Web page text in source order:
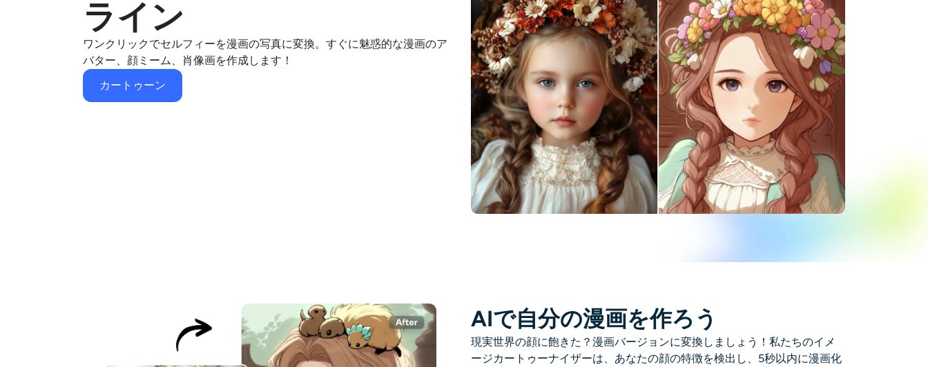
ライン
ワンクリックでセルフィーを漫画の写真に変換。すぐに魅惑的な漫画のア
バター、顔ミーム、肖像画を作成します！
カートゥーン
AIで自分の漫画を作ろう
現実世界の顔に飽きた？漫画バージョンに変換しましょう！私たちのイメ
ージカートゥーナイザーは、あなたの顔の特徴を検出し、5秒以内に漫画化